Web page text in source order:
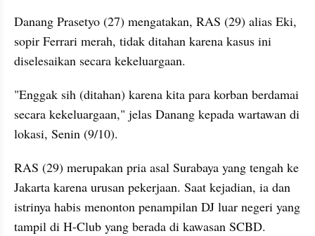
Danang Prasetyo (27) mengatakan, RAS (29) alias Eki,
sopir Ferrari merah, tidak ditahan karena kasus ini
diselesaikan secara kekeluargaan.
"Enggak sih (ditahan) karena kita para korban berdamai
secara kekeluargaan," jelas Danang kepada wartawan di
lokasi, Senin (9/10).
RAS (29) merupakan pria asal Surabaya yang tengah ke
Jakarta karena urusan pekerjaan. Saat kejadian, ia dan
istrinya habis menonton penampilan DJ luar negeri yang
tampil di H-Club yang berada di kawasan SCBD.